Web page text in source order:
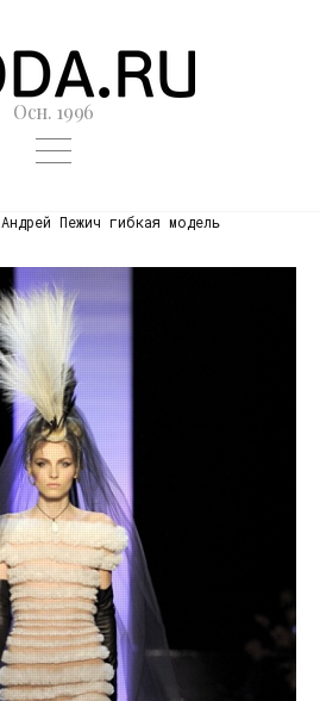
Осн. 1996
Андрей Пежич гибкая модель